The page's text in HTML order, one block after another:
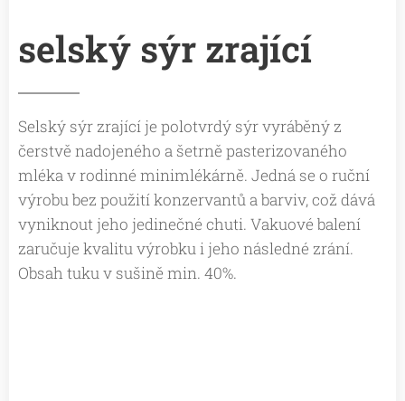
selský sýr zrající
Selský sýr zrající je polotvrdý sýr vyráběný z
čerstvě nadojeného a šetrně pasterizovaného
mléka v rodinné minimlékárně. Jedná se o ruční
výrobu bez použití konzervantů a barviv, což dává
vyniknout jeho jedinečné chuti. Vakuové balení
zaručuje kvalitu výrobku i jeho následné zrání.
Obsah tuku v sušině min. 40%.